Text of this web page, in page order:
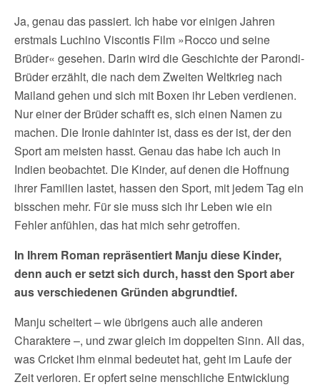
Ja, genau das passiert. Ich habe vor einigen Jahren
erstmals Luchino Viscontis Film »Rocco und seine
Brüder« gesehen. Darin wird die Geschichte der Parondi-
Brüder erzählt, die nach dem Zweiten Weltkrieg nach
Mailand gehen und sich mit Boxen ihr Leben verdienen.
Nur einer der Brüder schafft es, sich einen Namen zu
machen. Die Ironie dahinter ist, dass es der ist, der den
Sport am meisten hasst. Genau das habe ich auch in
Indien beobachtet. Die Kinder, auf denen die Hoffnung
ihrer Familien lastet, hassen den Sport, mit jedem Tag ein
bisschen mehr. Für sie muss sich ihr Leben wie ein
Fehler anfühlen, das hat mich sehr getroffen.
In Ihrem Roman repräsentiert Manju diese Kinder,
denn auch er setzt sich durch, hasst den Sport aber
aus verschiedenen Gründen abgrundtief.
Manju scheitert – wie übrigens auch alle anderen
Charaktere –, und zwar gleich im doppelten Sinn. All das,
was Cricket ihm einmal bedeutet hat, geht im Laufe der
Zeit verloren. Er opfert seine menschliche Entwicklung